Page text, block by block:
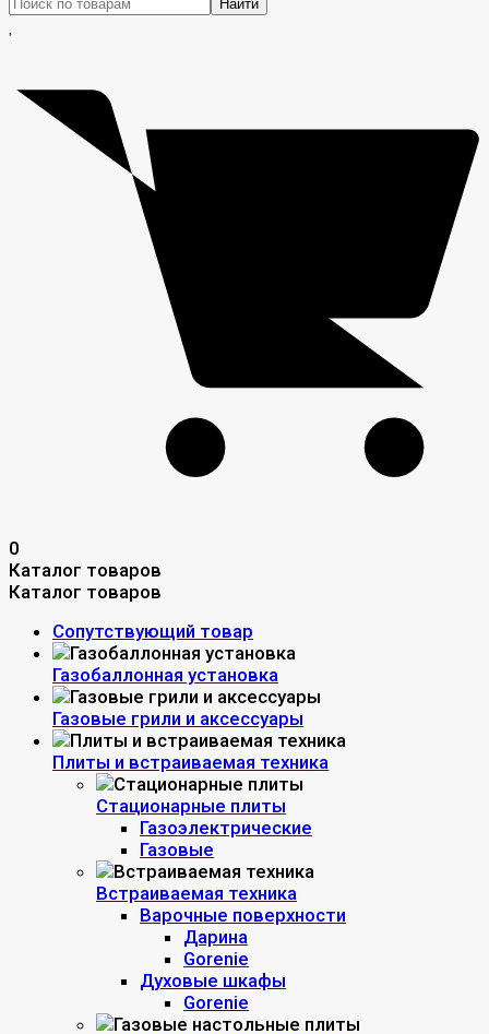
Найти
0
Каталог товаров
Каталог товаров
Сопутствующий товар
Газобаллонная установка
Газовые грили и аксессуары
Плиты и встраиваемая техника
Стационарные плиты
Газоэлектрические
Газовые
Встраиваемая техника
Варочные поверхности
Дарина
Gorenie
Духовые шкафы
Gorenie